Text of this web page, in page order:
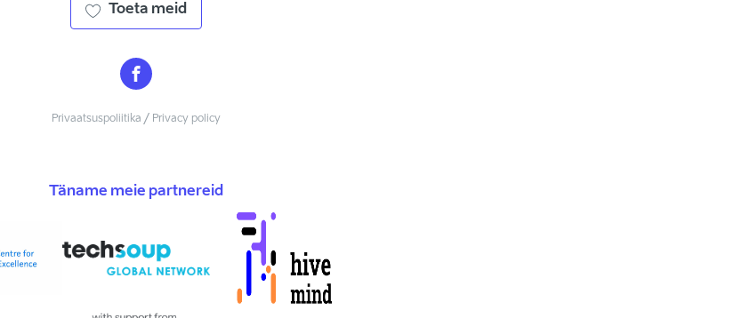
Toeta meid
Privaatsuspoliitika / Privacy policy
Täname meie partnereid